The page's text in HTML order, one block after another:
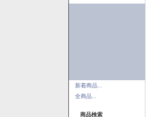
新着商品...
全商品...
商品検索